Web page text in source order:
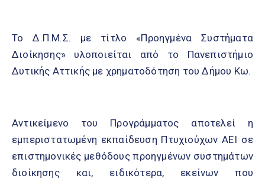
Το Δ.Π.Μ.Σ. με τίτλο «Προηγμένα Συστήματα
Διοίκησης» υλοποιείται από το Πανεπιστήμιο
Δυτικής Αττικής με χρηματοδότηση του Δήμου Κω.
Αντικείμενο του Προγράμματος αποτελεί η
εμπεριστατωμένη εκπαίδευση Πτυχιούχων ΑΕΙ σε
επιστημονικές μεθόδους προηγμένων συστημάτων
διοίκησης και, ειδικότερα, εκείνων που